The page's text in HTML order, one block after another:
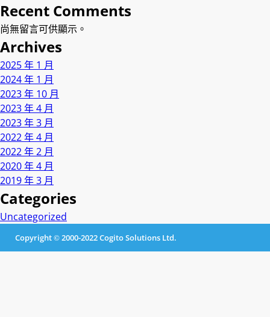
Recent Comments
尚無留言可供顯示。
Archives
2025 年 1 月
2024 年 1 月
2023 年 10 月
2023 年 4 月
2023 年 3 月
2022 年 4 月
2022 年 2 月
2020 年 4 月
2019 年 3 月
Categories
Uncategorized
Copyright © 2000-2022 Cogito Solutions Ltd.